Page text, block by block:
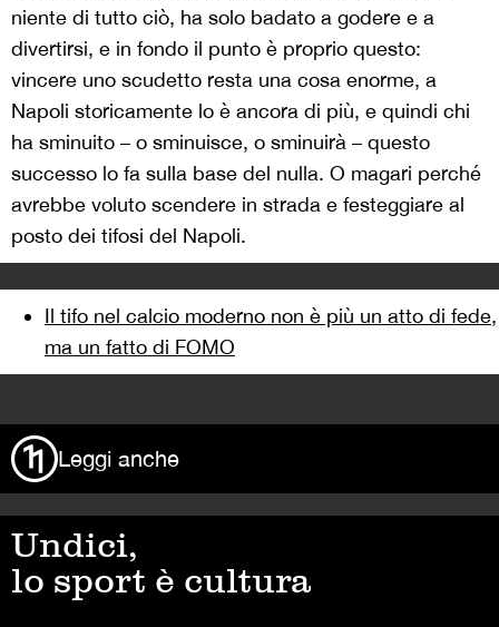
niente di tutto ciò, ha solo badato a godere e a
divertirsi, e in fondo il punto è proprio questo:
vincere uno scudetto resta una cosa enorme, a
Napoli storicamente lo è ancora di più, e quindi chi
ha sminuito – o sminuisce, o sminuirà – questo
successo lo fa sulla base del nulla. O magari perché
avrebbe voluto scendere in strada e festeggiare al
posto dei tifosi del Napoli.
Il tifo nel calcio moderno non è più un atto di fede,
ma un fatto di FOMO
Leggi anche
Undici,
lo sport è cultura